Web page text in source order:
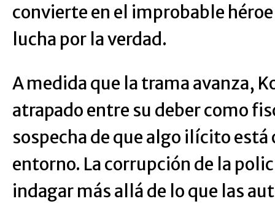
convierte en el improbable
lucha por la verdad.
A medida que la trama avanza,
atrapado entre su deber como
sospecha de que algo ilícito está
entorno. La corrupción de la
indagar más allá de lo que las